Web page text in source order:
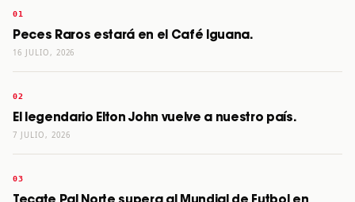
Peces Raros estará en el Café Iguana.
16 JULIO, 2026
El legendario Elton John vuelve a nuestro país.
7 JULIO, 2026